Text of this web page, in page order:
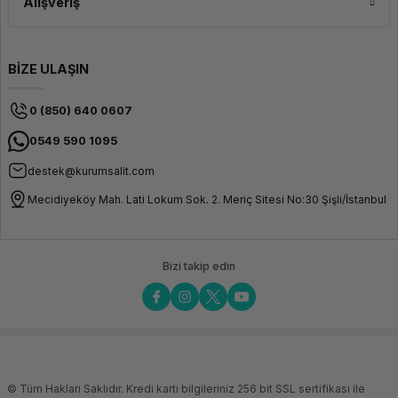
BİZE ULAŞIN
0 (850) 640 0607
0549 590 1095
destek@kurumsalit.com
Mecidiyeköy Mah. Lati Lokum Sok. 2. Meriç Sitesi No:30 Şişli/İstanbul
Bizi takip edin
© Tüm Hakları Saklıdır. Kredi kartı bilgileriniz 256 bit SSL sertifikası ile